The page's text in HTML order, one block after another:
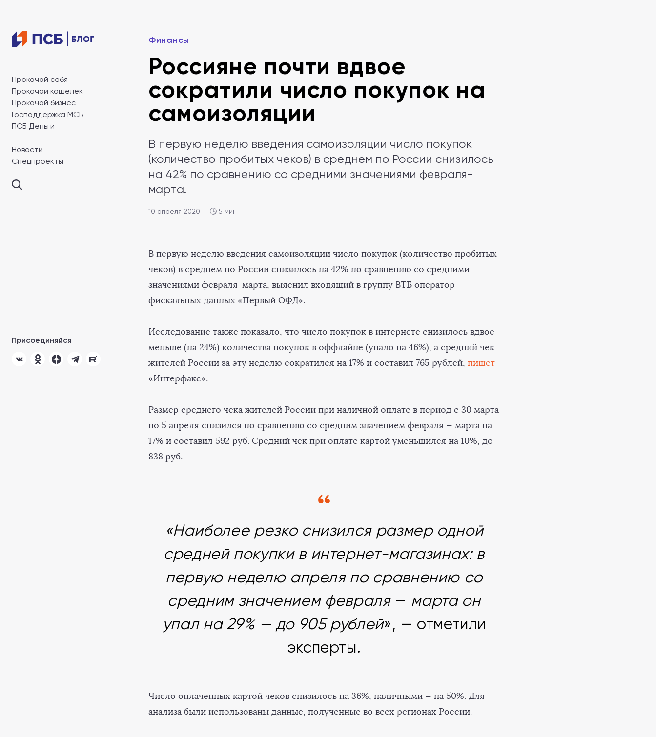
Прокачай себя
Прокачай кошелёк
Прокачай бизнес
Господдержка МСБ
ПСБ Деньги
Новости
Спецпроекты
Присоединяйся
Финансы
Россияне почти вдвое
сократили число покупок на
самоизоляции
В первую неделю введения самоизоляции число покупок
(количество пробитых чеков) в среднем по России снизилось
на 42% по сравнению со средними значениями февраля-
марта.
10 апреля 2020 🕒 5 мин
В первую неделю введения самоизоляции число покупок (количество пробитых
чеков) в среднем по России снизилось на 42% по сравнению со средними
значениями февраля-марта, выяснил входящий в группу ВТБ оператор
фискальных данных «Первый ОФД».
Исследование также показало, что число покупок в интернете снизилось вдвое
меньше (на 24%) количества покупок в оффлайне (упало на 46%), а средний чек
жителей России за эту неделю сократился на 17% и составил 765 рублей, пишет
«Интерфакс».
Размер среднего чека жителей России при наличной оплате в период с 30 марта
по 5 апреля снизился по сравнению со средним значением февраля — марта на
17% и составил 592 руб. Средний чек при оплате картой уменьшился на 10%, до
838 руб.
«Наиболее резко снизился размер одной
средней покупки в интернет-магазинах: в
первую неделю апреля по сравнению со
средним значением февраля— марта он
упал на 29% — до 905 рублей», — отметили
эксперты.
Число оплаченных картой чеков снизилось на 36%, наличными — на 50%. Для
анализа были использованы данные, полученные во всех регионах России.